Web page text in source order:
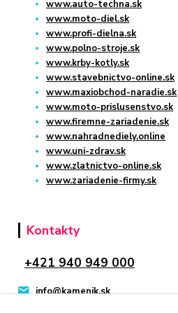
www.auto-techna.sk
www.moto-diel.sk
www.profi-dielna.sk
www.polno-stroje.sk
www.krby-kotly.sk
www.stavebnictvo-online.sk
www.maxiobchod-naradie.sk
www.moto-prislusenstvo.sk
www.firemne-zariadenie.sk
www.nahradnediely.online
www.uni-zdrav.sk
www.zlatnictvo-online.sk
www.zariadenie-firmy.sk
Kontakty
+421 940 949 000
info@kamenik.sk